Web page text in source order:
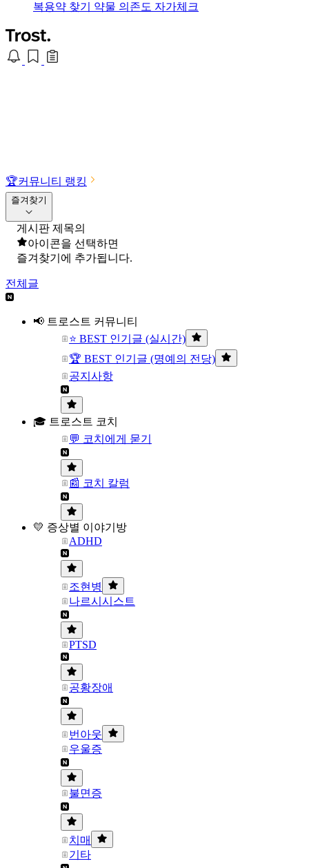
복용약 찾기 약물 의존도 자가체크
🏆커뮤니티 랭킹
즐겨찾기
게시판 제목의
아이콘을 선택하면
즐겨찾기에 추가됩니다.
전체글
📢 트로스트 커뮤니티
⭐ BEST 인기글 (실시간)
🏆 BEST 인기글 (명예의 전당)
공지사항
🎓 트로스트 코치
💬 코치에게 묻기
📰 코치 칼럼
💛 증상별 이야기방
ADHD
조현병
나르시시스트
PTSD
공황장애
번아웃
우울증
불면증
치매
기타